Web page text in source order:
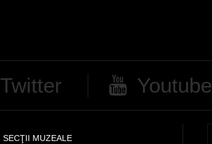
Twitter Youtube
SECŢII MUZEALE